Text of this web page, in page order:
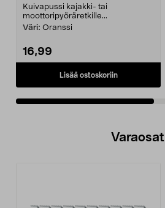
Kuivapussi kajakki- tai
moottoripyöräretkille...
Väri: Oranssi
16,99
Lisää ostoskoriin
Varaosat